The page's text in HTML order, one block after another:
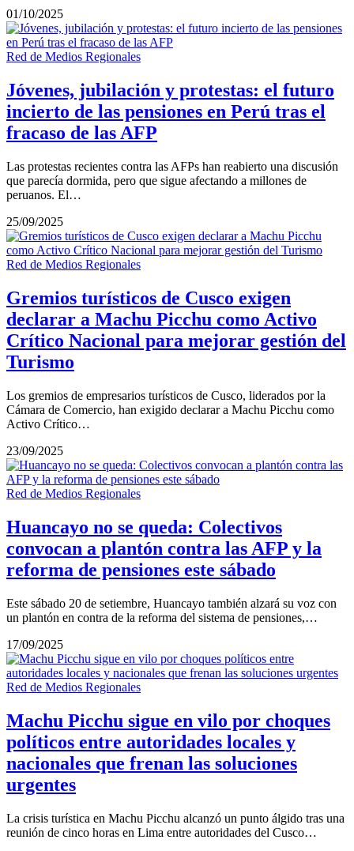
01/10/2025
Red de Medios Regionales
Jóvenes, jubilación y protestas: el futuro
incierto de las pensiones en Perú tras el
fracaso de las AFP
Las protestas recientes contra las AFPs han reabierto una discusión
que parecía dormida, pero que sigue afectando a millones de
peruanos. El…
25/09/2025
Red de Medios Regionales
Gremios turísticos de Cusco exigen
declarar a Machu Picchu como Activo
Crítico Nacional para mejorar gestión del
Turismo
Los gremios de empresarios turísticos de Cusco, liderados por la
Cámara de Comercio, han exigido declarar a Machu Picchu como
Activo Crítico…
23/09/2025
Red de Medios Regionales
Huancayo no se queda: Colectivos
convocan a plantón contra las AFP y la
reforma de pensiones este sábado
Este sábado 20 de setiembre, Huancayo también alzará su voz con
un plantón en contra de la reforma del sistema de pensiones,…
17/09/2025
Red de Medios Regionales
Machu Picchu sigue en vilo por choques
políticos entre autoridades locales y
nacionales que frenan las soluciones
urgentes
La crisis turística en Machu Picchu alcanzó un punto álgido tras una
reunión de cinco horas en Lima entre autoridades del Cusco…